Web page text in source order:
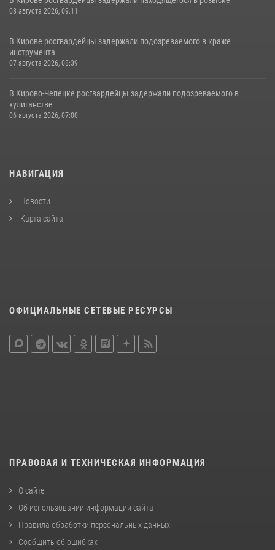
08 августа 2026, 09:11
В Кирове росгвардейцы задержали подозреваемого в краже
инструмента
07 августа 2026, 08:39
В Кирово-Чепецке росгвардейцы задержали подозреваемого в
хулиганстве
06 августа 2026, 07:00
НАВИГАЦИЯ
Новости
Карта сайта
ОФИЦИАЛЬНЫЕ СЕТЕВЫЕ РЕСУРСЫ
ПРАВОВАЯ И ТЕХНИЧЕСКАЯ ИНФОРМАЦИЯ
О сайте
Об использовании информации сайта
Правила обработки персональных данных
Сообщить об ошибках